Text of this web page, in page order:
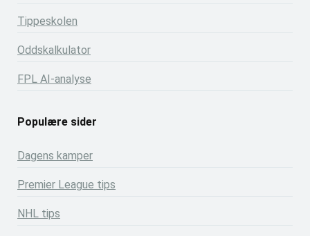
Tippeskolen
Oddskalkulator
FPL AI-analyse
Populære sider
Dagens kamper
Premier League tips
NHL tips